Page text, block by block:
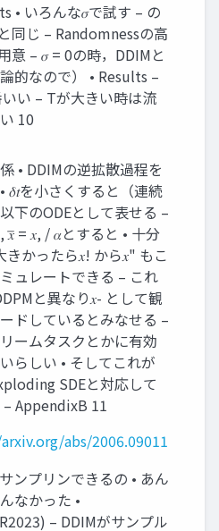
• いろんな𝜎で試す – の
同じ – Randomnessの⾼
意 – 𝜎 = 0の時，DDIMと
的なので） • Results –
い – Tが⼤きい時は流
10
• DDIMの逆拡散過程を
𝛿𝑡を⼩さくすると（連続
下のODEとして表せる –
𝑥̅ = 𝑥, / 𝛼とすると • ⼗分
きかったら𝑥! から𝑥" もこ
ュレートできる – これ
と異なり𝑥- として観
ドしているとみなせる –
ームタスクとかに有効
らしい • そしてこれが
SDEと対応して
– AppendixB 11
abs/2006.09011
ンプリンできるの • あん
なかった •
– DDIMがサンプル